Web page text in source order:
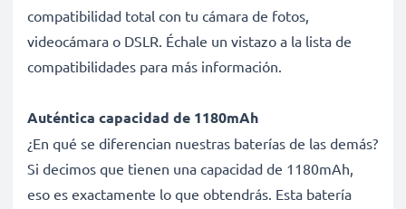
compatibilidad total con tu cámara de fotos,
videocámara o DSLR. Échale un vistazo a la lista de
compatibilidades para más información.
Auténtica capacidad de 1180mAh
¿En qué se diferencian nuestras baterías de las demás?
Si decimos que tienen una capacidad de 1180mAh,
eso es exactamente lo que obtendrás. Esta batería